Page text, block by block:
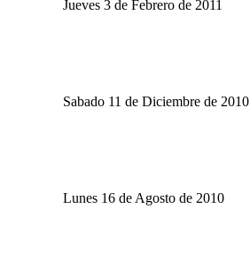
Jueves 3 de Febrero de 2011
Sabado 11 de Diciembre de 2010
Lunes 16 de Agosto de 2010